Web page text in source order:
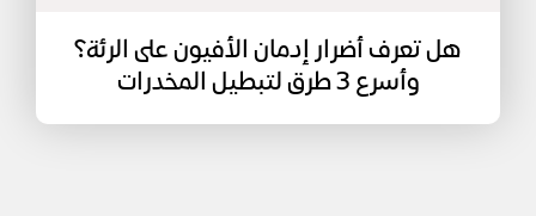
هل تعرف أضرار إدمان الأفيون على الرئة؟
وأسرع 3 طرق لتبطيل المخدرات